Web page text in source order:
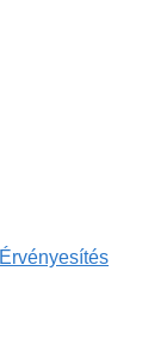
Érvényesítés